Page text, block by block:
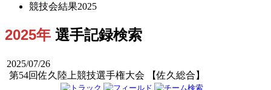
競技会結果2025
2025年 選手記録検索
2025/07/26
第54回佐久陸上競技選手権大会 【佐久総合】